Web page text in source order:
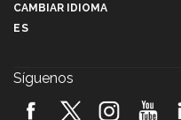
2026! (video)
CAMBIAR IDIOMA
ES
Síguenos